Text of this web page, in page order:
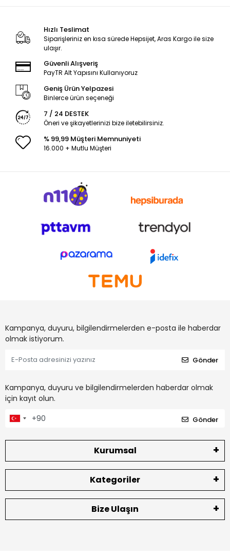
Hızlı Teslimat
Siparişleriniz en kısa sürede Hepsijet, Aras Kargo ile size
ulaşır.
Güvenli Alışveriş
PayTR Alt Yapısını Kullanıyoruz
Geniş Ürün Yelpazesi
Binlerce ürün seçeneği
7 / 24 DESTEK
Öneri ve şikayetlerinizi bize iletebilirsiniz.
% 99,99 Müşteri Memnuniyeti
16.000 + Mutlu Müşteri
Kampanya, duyuru, bilgilendirmelerden e-posta ile haberdar
olmak istiyorum.
Gönder
Kampanya, duyuru ve bilgilendirmelerden haberdar olmak
için kayıt olun.
Gönder
Kurumsal
Kategoriler
Bize Ulaşın